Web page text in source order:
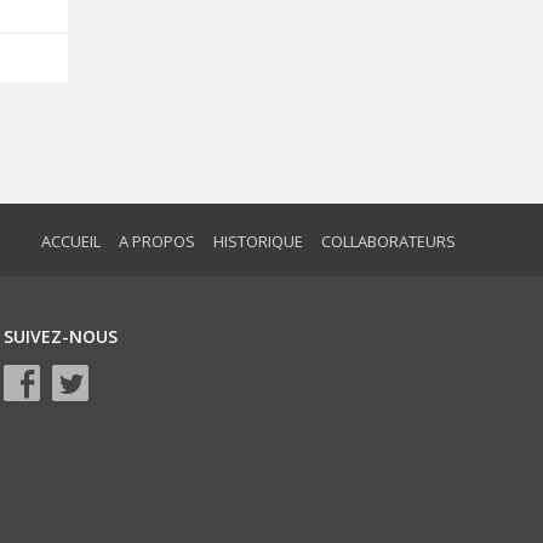
ACCUEIL A PROPOS HISTORIQUE COLLABORATEURS
SUIVEZ-NOUS